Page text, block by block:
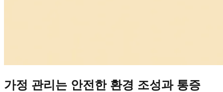
가정 관리는 안전한 환경 조성과 통증